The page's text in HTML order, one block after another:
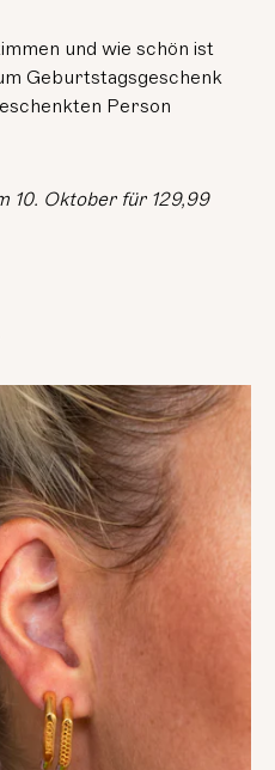
und wie schön ist
Geburtstagsgeschenk
Person
10. Oktober für 129,99